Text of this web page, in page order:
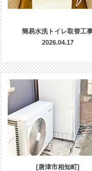
簡易水洗トイレ取替工
2026.04.17
[唐津市相知町]